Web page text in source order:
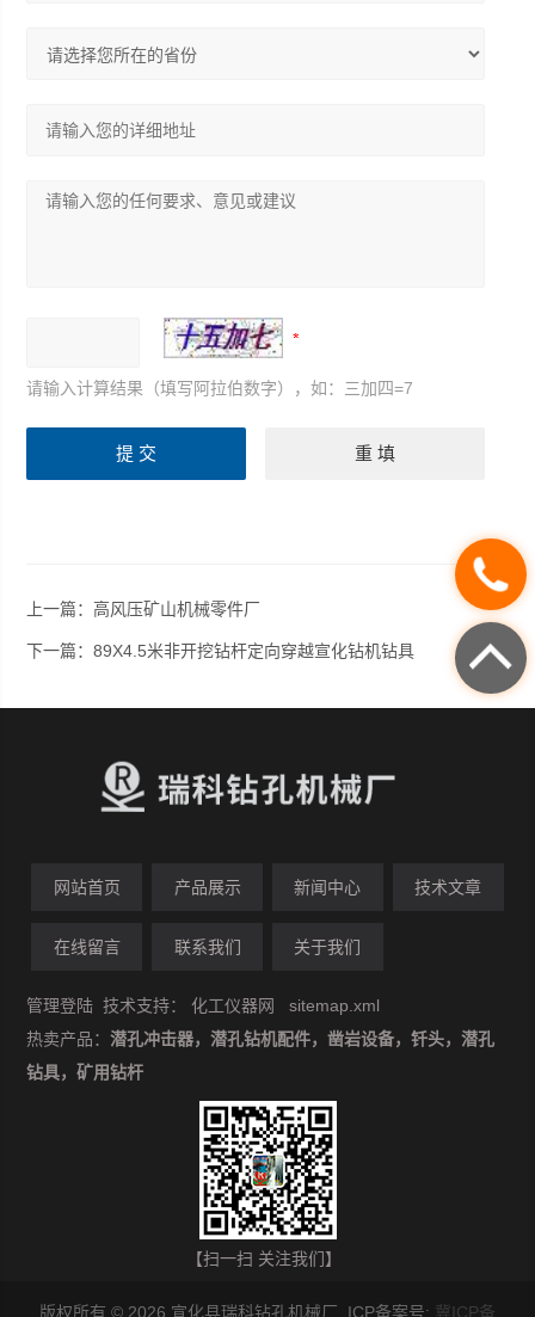
请输入计算结果（填写阿拉伯数字），如：三加四=7
上一篇：高风压矿山机械零件厂
下一篇：89X4.5米非开挖钻杆定向穿越宣化钻机钻具
网站首页 产品展示 新闻中心 技术文章
在线留言 联系我们 关于我们
管理登陆 技术支持：化工仪器网
sitemap.xml
热卖产品：潜孔冲击器，潜孔钻机配件，凿岩设备，钎头，潜孔
钻具，矿用钻杆
【扫一扫 关注我们】
版权所有 © 2026 宣化县瑞科钻孔机械厂 ICP备案号: 冀ICP备